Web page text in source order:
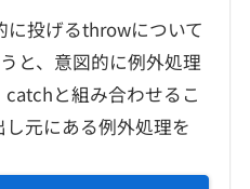
に投げるthrowについて
と、意図的に例外処理
と組み合わせるこ
元にある例外処理を